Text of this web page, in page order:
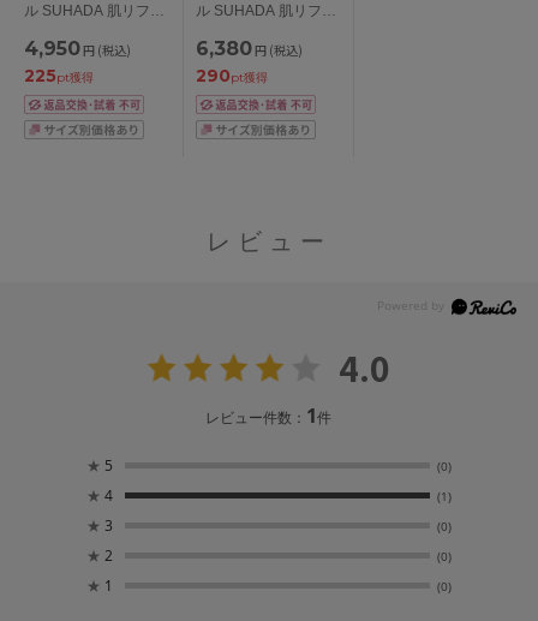
ル SUHADA 肌リフト
ドル ショート丈・ジ
ャストウエスト
58/64/70/76/82
4,950 円 (税込)
225pt獲得
ル SUHADA 肌リフト
ル ジャストウエス
ト・ロング丈
58/64/70/76/82/90/98
6,380 円 (税込)
290pt獲得
レビュー
4.0
レビュー件数： 1件
★ 5 (0)
★ 4 (1)
★ 3 (0)
★ 2 (0)
★ 1 (0)